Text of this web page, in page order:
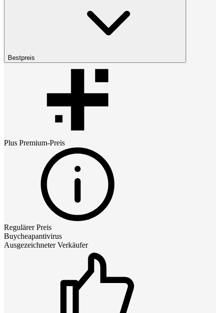
Bestpreis
Plus Premium-Preis
Regulärer Preis
Buycheapantivirus
Ausgezeichneter Verkäufer